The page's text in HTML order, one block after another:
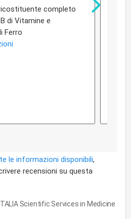
completo
di Vitamine e
Ferro
le informazioni disponibili,
recensioni su questa
Scientific Services in Medicine